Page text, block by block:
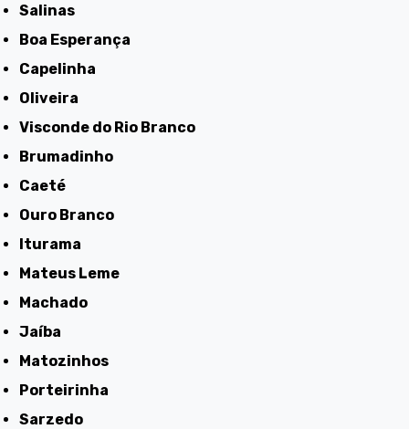
Salinas
Boa Esperança
Capelinha
Oliveira
Visconde do Rio Branco
Brumadinho
Caeté
Ouro Branco
Iturama
Mateus Leme
Machado
Jaíba
Matozinhos
Porteirinha
Sarzedo